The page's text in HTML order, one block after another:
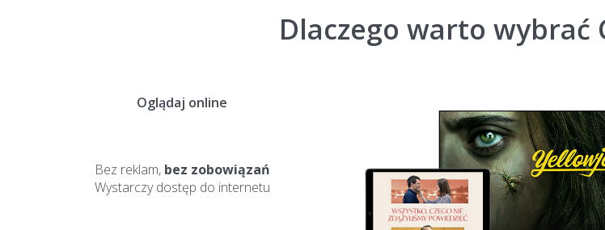
Dlaczego warto wybrać
Oglądaj online
Bez reklam, bez zobowiązań
Wystarczy dostęp do internetu